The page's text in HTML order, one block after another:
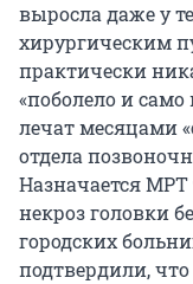
выросла даже у
хирургическим
практически
«поболело и само
лечат месяцами
отдела
Назначается МРТ
некроз головки
городских
подтвердили,